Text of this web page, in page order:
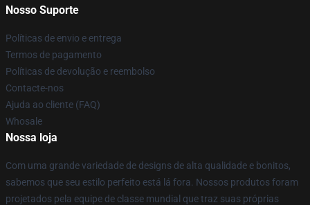
Nosso Suporte
Políticas de envio e entrega
Termos de pagamento
Políticas de devolução e reembolso
Contacte-nos
Ajuda ao cliente (FAQ)
Whosale
Nossa loja
Com uma grande variedade de designs de alta qualidade e bonitos,
sabemos que seu estilo perfeito está lá fora. Nossos produtos foram
projetados pela equipe de classe mundial que traz suas próprias